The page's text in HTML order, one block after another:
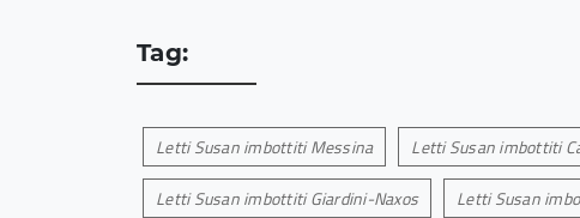
Tag:
Letti Susan imbottiti Messina Letti Susan imbottiti
Letti Susan imbottiti Giardini-Naxos Letti Susan